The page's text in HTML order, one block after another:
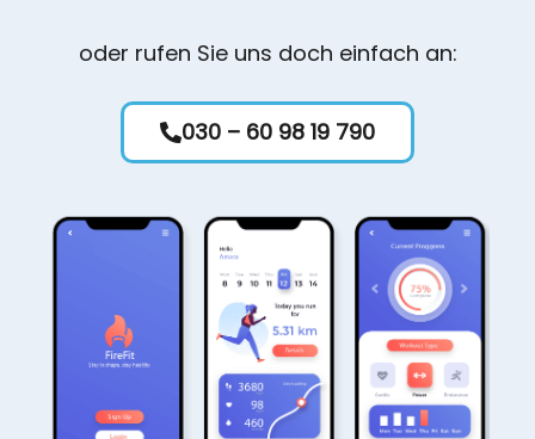
oder rufen Sie uns doch einfach an:
030 – 60 98 19 790